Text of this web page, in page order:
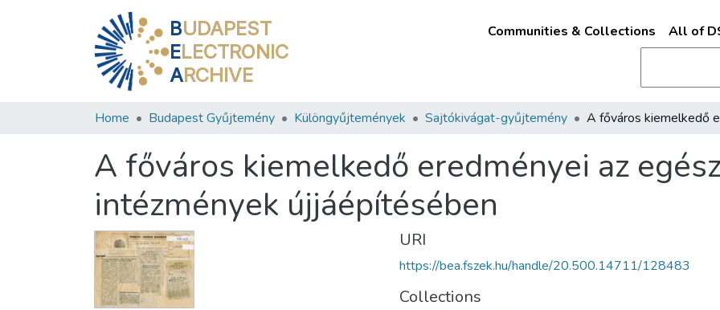
BUDAPEST
ELECTRONIC
ARCHIVE
Communities & Collections All of
Home Budapest Gyűjtemény Különgyűjtemények Sajtókivágat-gyűjtemény
A főváros kiemelkedő eredményei az
intézmények újjáépítésében
URI
https://bea.fszek.hu/handle/20.500.14711/128483
Collections